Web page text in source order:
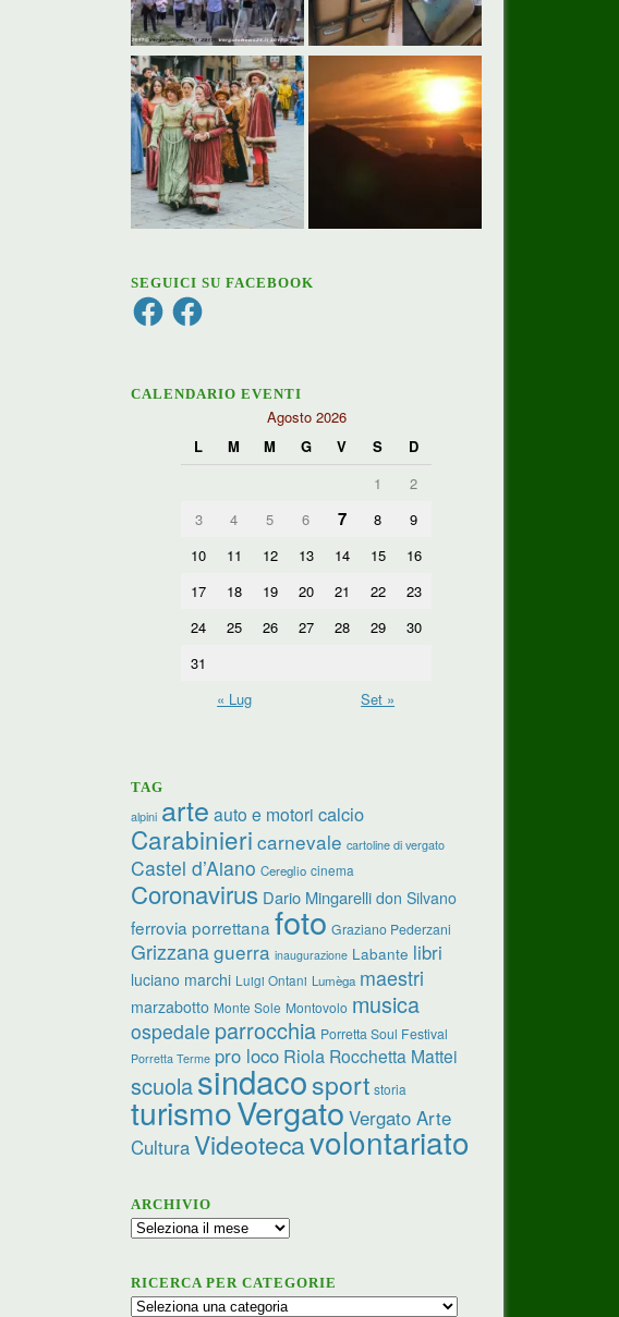
SEGUICI SU FACEBOOK
FacebookFacebook
CALENDARIO EVENTI
Agosto 2026
L
M M G V S
D
1
2
3
4 5 6 7 8
9
10
11 12 13 14 15
16
17
18 19 20 21 22
23
24
25 26 27 28 29
30
31
« Lug
Set »
TAG
alpini arte auto e motori calcio
Carabinieri carnevale cartoline di vergato
Castel d’Aiano Cereglio cinema
Coronavirus Dario Mingarelli don Silvano
ferrovia porrettana foto Graziano Pederzani
Grizzanaguerra inaugurazione Labante libri
luciano marchi Luigi Ontani Lumèga maestri
marzabotto Monte Sole Montovolo musica
ospedale parrocchia Porretta Soul Festival
Porretta Terme pro loco Riola Rocchetta Mattei
scuolasindacosport storia
turismoVergato Vergato Arte
CulturaVideotecavolontariato
ARCHIVIO
Archivio
RICERCA PER CATEGORIE
Ricerca